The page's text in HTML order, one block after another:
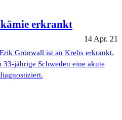
erkrankt
14 Apr. 21
Grönwall ist an Krebs erkrankt.
jährige Schweden eine akute